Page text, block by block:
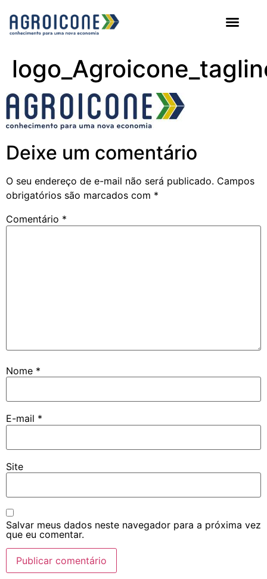
Deixe um comentário
O seu endereço de e-mail não será publicado. Campos
obrigatórios são marcados com *
Comentário *
Nome *
E-mail *
Site
Salvar meus dados neste navegador para a próxima vez
que eu comentar.